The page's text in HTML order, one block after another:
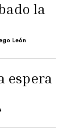
la
León
espera